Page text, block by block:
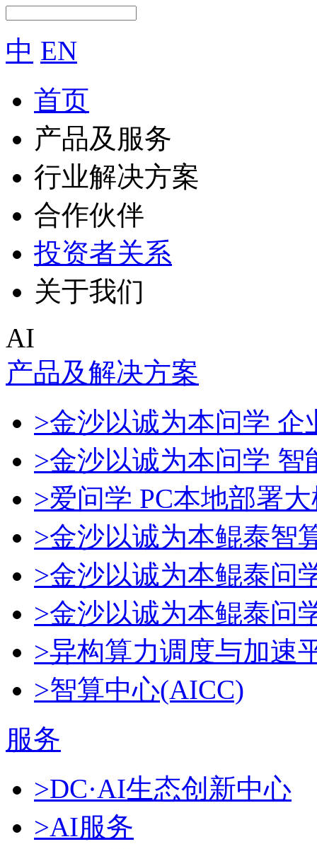
中 EN
首页
产品及服务
行业解决方案
合作伙伴
投资者关系
关于我们
AI
产品及解决方案
>金沙以诚为本问学 企
>金沙以诚为本问学 智
>爱问学 PC本地部署
>金沙以诚为本鲲泰智
>金沙以诚为本鲲泰问
>金沙以诚为本鲲泰问
>异构算力调度与加速
>智算中心(AICC)
服务
>DC·AI生态创新中心
>AI服务